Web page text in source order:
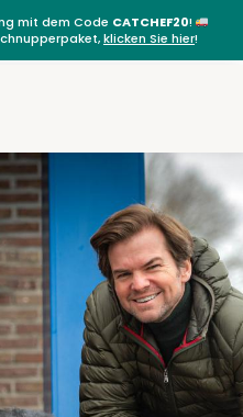
mit dem Code CATCHEF20!
klicken Sie hier!